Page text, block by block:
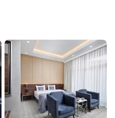
Стандарт, Делюкс,
удобная мебель, есть
а также действует
комплекса имеется
торжественных
спортзал, на территории